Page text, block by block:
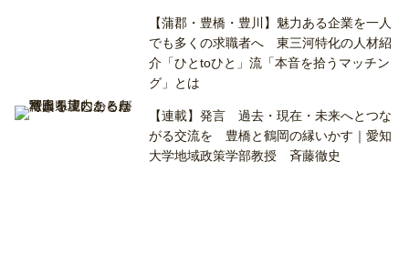
【蒲郡・豊橋・豊川】魅力ある企業を一人
でも多くの求職者へ 東三河特化の人材紹
介「ひとtoひと」流「本音を拾うマッチン
グ」とは
【連載】発言 過去・現在・未来へとつな
がる交流を 豊橋と鶴岡の縁いかす｜愛知
大学地域政策学部教授 斉藤徹史